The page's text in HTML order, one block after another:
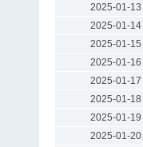
2025-01-13
2025-01-14
2025-01-15
2025-01-16
2025-01-17
2025-01-18
2025-01-19
2025-01-20